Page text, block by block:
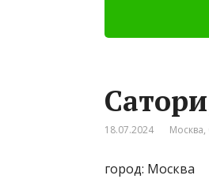
18.07.2024 Москва,
город: Москва